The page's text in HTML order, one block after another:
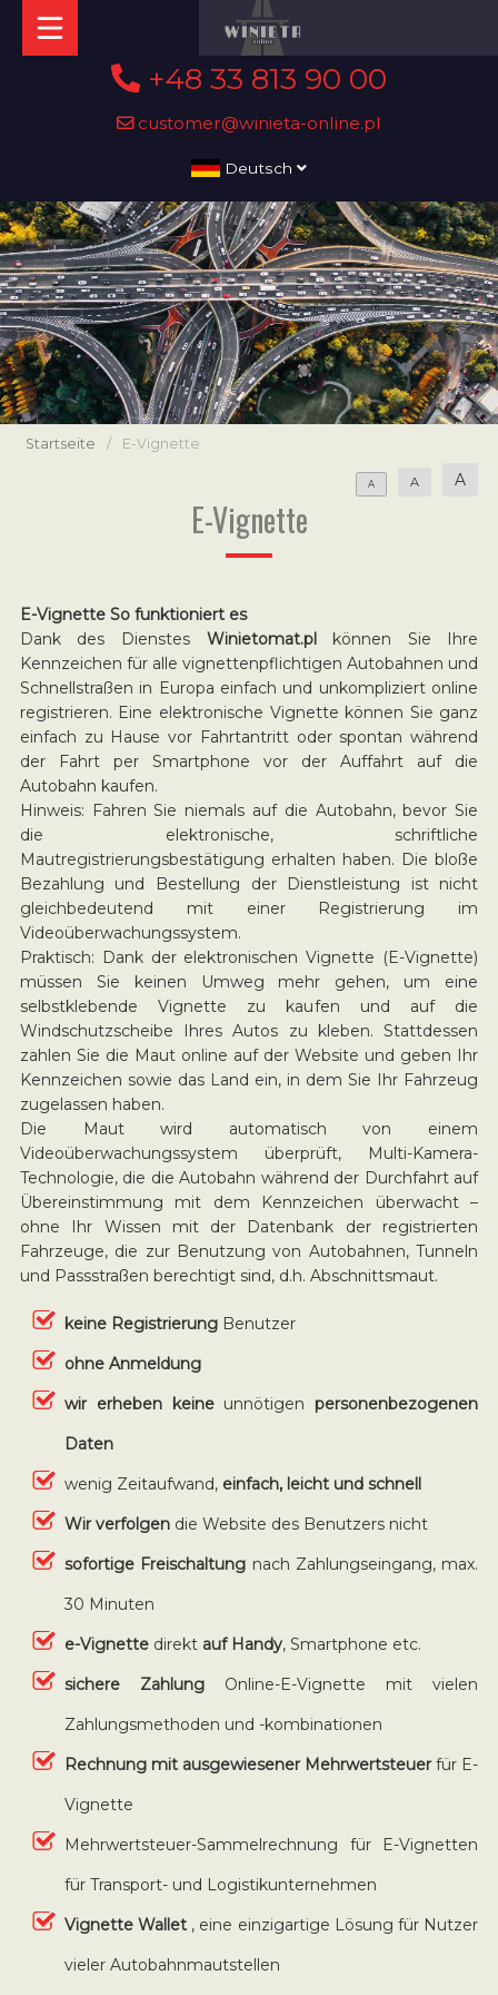
+48 33 813 90 00
customer@winieta-online.pl
Deutsch
Startseite / E-Vignette
A A A
E-Vignette
E-Vignette So funktioniert es
Dank des Dienstes Winietomat.plkönnen Sie Ihre
Kennzeichen für alle vignettenpflichtigen Autobahnen und
Schnellstraßen in Europa einfach und unkompliziert online
registrieren. Eine elektronische Vignette können Sie ganz
einfach zu Hause vor Fahrtantritt oder spontan während
der Fahrt per Smartphone vor der Auffahrt auf die
Autobahn kaufen.
Hinweis: Fahren Sie niemals auf die Autobahn, bevor Sie
die elektronische, schriftliche
Mautregistrierungsbestätigung erhalten haben. Die bloße
Bezahlung und Bestellung der Dienstleistung ist nicht
gleichbedeutend mit einer Registrierung im
Videoüberwachungssystem.
Praktisch: Dank der elektronischen Vignette (E-Vignette)
müssen Sie keinen Umweg mehr gehen, um eine
selbstklebende Vignette zu kaufen und auf die
Windschutzscheibe Ihres Autos zu kleben. Stattdessen
zahlen Sie die Maut online auf der Website und geben Ihr
Kennzeichen sowie das Land ein, in dem Sie Ihr Fahrzeug
zugelassen haben.
Die Maut wird automatisch von einem
Videoüberwachungssystem überprüft, Multi-Kamera-
Technologie, die die Autobahn während der Durchfahrt auf
Übereinstimmung mit dem Kennzeichen überwacht –
ohne Ihr Wissen mit der Datenbank der registrierten
Fahrzeuge, die zur Benutzung von Autobahnen, Tunneln
und Passstraßen berechtigt sind, d.h. Abschnittsmaut.
keine Registrierung Benutzer
ohne Anmeldung
wir erheben keine unnötigenpersonenbezogenen
Daten
wenig Zeitaufwand, einfach, leicht und schnell
Wir verfolgen die Website des Benutzers nicht
sofortige Freischaltung nach Zahlungseingang, max.
30 Minuten
e-Vignettedirekt auf Handy, Smartphone etc.
sichere Zahlung Online-E-Vignette mit vielen
Zahlungsmethoden und -kombinationen
Rechnung mit ausgewiesener Mehrwertsteuerfür E-
Vignette
Mehrwertsteuer-Sammelrechnung für E-Vignetten
für Transport- und Logistikunternehmen
Vignette Wallet , eine einzigartige Lösung für Nutzer
vieler Autobahnmautstellen